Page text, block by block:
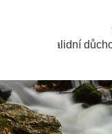
pro invalidní